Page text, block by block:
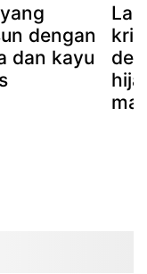
dengan
dan kayu